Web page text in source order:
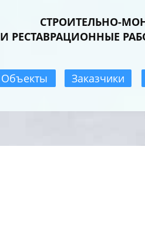
СТРОИТЕЛЬНО-
И ​РЕСТАВРАЦИОННЫЕ
Объекты Заказчики